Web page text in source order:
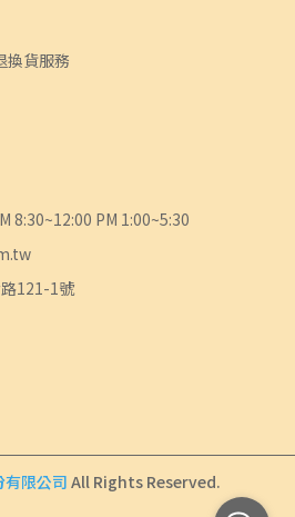
換貨服務
8:30~12:00 PM 1:00~5:30
121-1號
有限公司All Rights Reserved.